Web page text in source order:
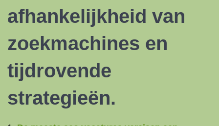
afhankelijkheid van
zoekmachines en
tijdrovende
strategieën.